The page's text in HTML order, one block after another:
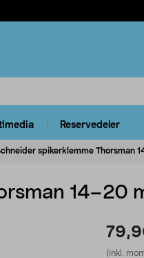
Reservedeler
spikerklemme Thorsman
14–20
(inkl.